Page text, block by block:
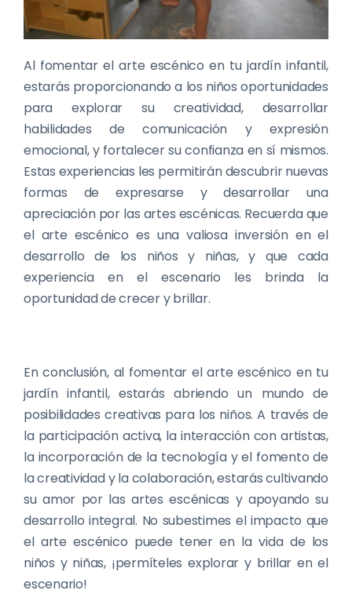
Al fomentar el arte escénico en tu jardín infantil,
estarás proporcionando a los niños oportunidades
para explorar su creatividad, desarrollar
habilidades de comunicación y expresión
emocional, y fortalecer su confianza en sí mismos.
Estas experiencias les permitirán descubrir nuevas
formas de expresarse y desarrollar una
apreciación por las artes escénicas. Recuerda que
el arte escénico es una valiosa inversión en el
desarrollo de los niños y niñas, y que cada
experiencia en el escenario les brinda la
oportunidad de crecer y brillar.
En conclusión, al fomentar el arte escénico en tu
jardín infantil, estarás abriendo un mundo de
posibilidades creativas para los niños. A través de
la participación activa, la interacción con artistas,
la incorporación de la tecnología y el fomento de
la creatividad y la colaboración, estarás cultivando
su amor por las artes escénicas y apoyando su
desarrollo integral. No subestimes el impacto que
el arte escénico puede tener en la vida de los
niños y niñas, ¡permíteles explorar y brillar en el
escenario!